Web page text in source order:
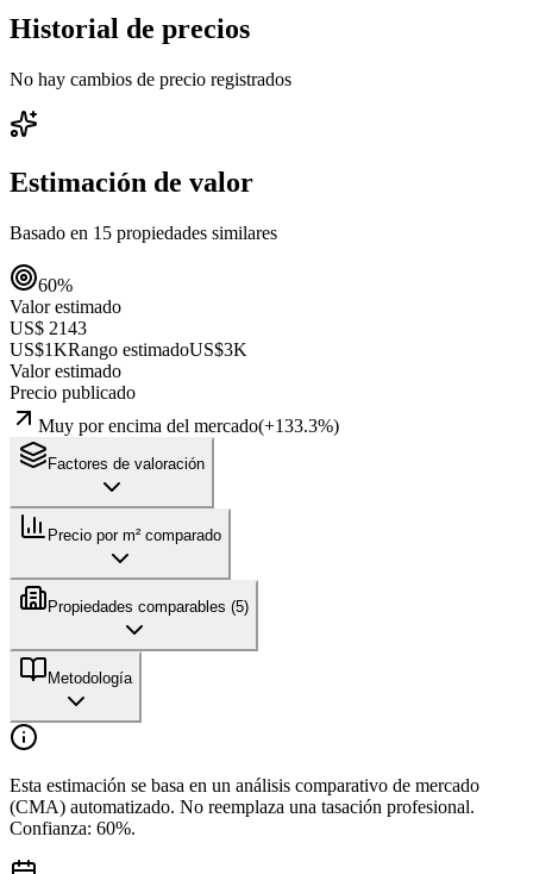
Historial de precios
No hay cambios de precio registrados
Estimación de valor
Basado en 15 propiedades similares
60%
Valor estimado
US$ 2143
US$1KRango estimadoUS$3K
Valor estimado
Precio publicado
Muy por encima del mercado(+133.3%)
Factores de valoración
Precio por m² comparado
Propiedades comparables (5)
Metodología
Esta estimación se basa en un análisis comparativo de mercado
(CMA) automatizado. No reemplaza una tasación profesional.
Confianza: 60%.